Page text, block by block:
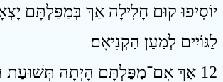
יוֹסִיפוּ קוּם חָלִילָה אַךְ בְּמַפַּלְתָּם
לַגּוֹיִים לְמַעַן הַקְנִיאָם׃
12 אַךְ אִם־מַפַּלְתָּם הָיְתָה תְּשׁוּעַת